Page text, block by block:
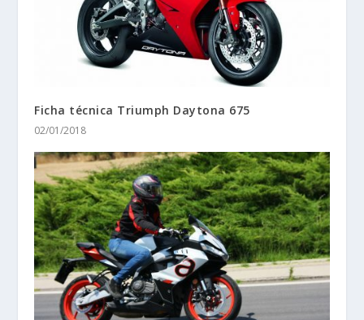
Ficha técnica Triumph Daytona 675
02/01/2018